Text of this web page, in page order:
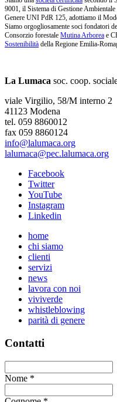
9001, il Sistema di Gestione
Genere UNI PdR 125, adottiamo il
Siamo orgogliosamente soci fondatori
Consorzio forestale Mutina Arborea e
Sostenibilità della Regione Emilia-
La Lumaca soc. coop.
viale Virgilio, 58/M interno 2
41123 Modena
tel. 059 8860012
fax 059 8860124
info@lalumaca.org
lalumaca@pec.lalumaca.org
Facebook
Twitter
YouTube
Instagram
Linkedin
home
chi siamo
clienti
servizi
news
lavora con noi
viviverde
whistleblowing
parità di genere
Contatti
Nome *